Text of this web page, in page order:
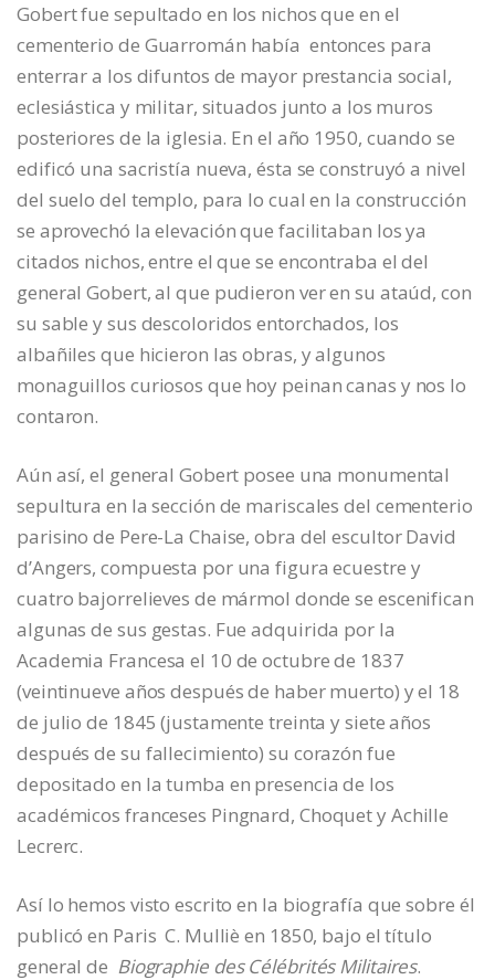
Gobert fue sepultado en los nichos que en el
cementerio de Guarromán había entonces para
enterrar a los difuntos de mayor prestancia social,
eclesiástica y militar, situados junto a los muros
posteriores de la iglesia. En el año 1950, cuando se
edificó una sacristía nueva, ésta se construyó a nivel
del suelo del templo, para lo cual en la construcción
se aprovechó la elevación que facilitaban los ya
citados nichos, entre el que se encontraba el del
general Gobert, al que pudieron ver en su ataúd, con
su sable y sus descoloridos entorchados, los
albañiles que hicieron las obras, y algunos
monaguillos curiosos que hoy peinan canas y nos lo
contaron.
Aún así, el general Gobert posee una monumental
sepultura en la sección de mariscales del cementerio
parisino de Pere-La Chaise, obra del escultor David
d’Angers, compuesta por una figura ecuestre y
cuatro bajorrelieves de mármol donde se escenifican
algunas de sus gestas. Fue adquirida por la
Academia Francesa el 10 de octubre de 1837
(veintinueve años después de haber muerto) y el 18
de julio de 1845 (justamente treinta y siete años
después de su fallecimiento) su corazón fue
depositado en la tumba en presencia de los
académicos franceses Pingnard, Choquet y Achille
Lecrerc.
Así lo hemos visto escrito en la biografía que sobre él
publicó en Paris C. Mulliè en 1850, bajo el título
general de Biographie des Célébrités Militaires.